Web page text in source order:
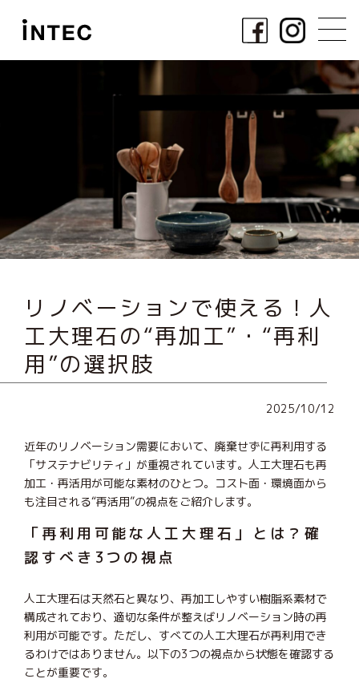
リノベーションで使える！人
工大理石の“再加工”・“再利
用”の選択肢
2025/10/12
近年のリノベーション需要において、廃棄せずに再利用する
「サステナビリティ」が重視されています。人工大理石も再
加工・再活用が可能な素材のひとつ。コスト面・環境面から
も注目される“再活用”の視点をご紹介します。
「再利用可能な人工大理石」とは？確
認すべき3つの視点
人工大理石は天然石と異なり、再加工しやすい樹脂系素材で
構成されており、適切な条件が整えばリノベーション時の再
利用が可能です。ただし、すべての人工大理石が再利用でき
るわけではありません。以下の3つの視点から状態を確認する
ことが重要です。